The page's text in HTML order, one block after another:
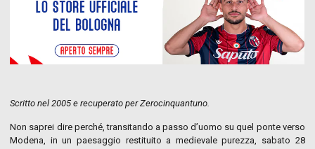
Scritto nel 2005 e recuperato per Zerocinquantuno.
Non saprei dire perché, transitando a passo d’uomo su quel ponte verso
Modena, in un paesaggio restituito a medievale purezza, sabato 28